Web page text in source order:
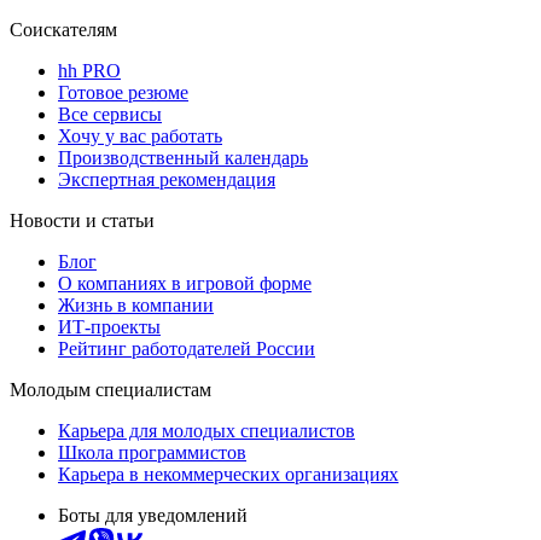
Соискателям
hh PRO
Готовое резюме
Все сервисы
Хочу у вас работать
Производственный календарь
Экспертная рекомендация
Новости и статьи
Блог
О компаниях в игровой форме
Жизнь в компании
ИТ-проекты
Рейтинг работодателей России
Молодым специалистам
Карьера для молодых специалистов
Школа программистов
Карьера в некоммерческих организациях
Боты для уведомлений